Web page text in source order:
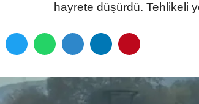
hayrete düşürdü. Tehlikeli